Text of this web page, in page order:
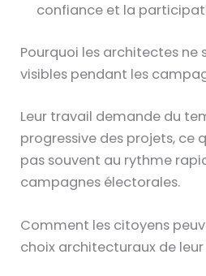
confiance et la
Pourquoi les architectes ne
visibles pendant les
Leur travail demande du
progressive des projets, ce
pas souvent au rythme
campagnes électorales.
Comment les citoyens
choix architecturaux de